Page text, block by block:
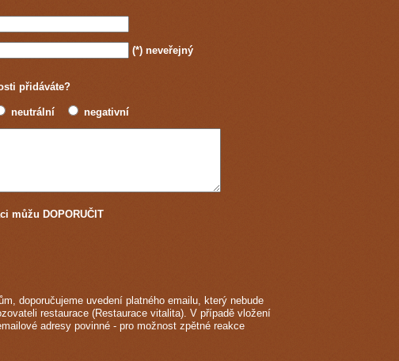
(*) neveřejný
přidáváte?
neutrální negativní
můžu DOPORUČIT
doporučujeme uvedení platného emailu, který nebude
restaurace (Restaurace vitalita). V případě vložení
adresy povinné - pro možnost zpětné reakce